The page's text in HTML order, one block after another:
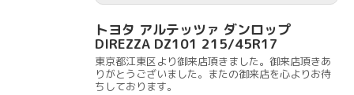
トヨタ アルテッツァ ダンロップ
DIREZZA DZ101 215/45R17
東京都江東区より御来店頂きました。御来店頂きあ
りがとうございました。またの御来店を心よりお待
ちしております。